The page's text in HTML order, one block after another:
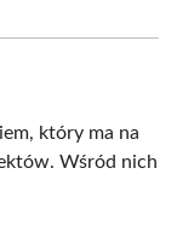
który ma na
Wśród nich